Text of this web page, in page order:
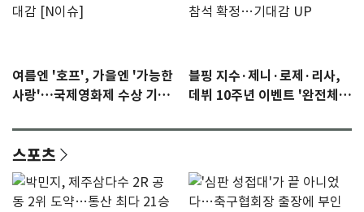
여름엔 '호프', 가을엔 '가능한
사랑'…국제영화제 수상 기대
블핑 지수·제니·로제·리사,
데뷔 10주년 이벤트 '완전체'
스포츠